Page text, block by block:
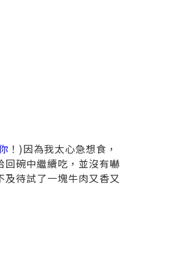
！)因為我太心急想食，
碗中繼續吃，並沒有嚇
待試了一塊牛肉又香又